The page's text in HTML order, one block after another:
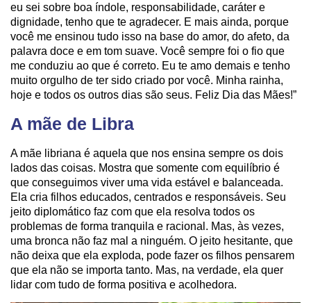
eu sei sobre boa índole, responsabilidade, caráter e
dignidade, tenho que te agradecer. E mais ainda, porque
você me ensinou tudo isso na base do amor, do afeto, da
palavra doce e em tom suave. Você sempre foi o fio que
me conduziu ao que é correto. Eu te amo demais e tenho
muito orgulho de ter sido criado por você. Minha rainha,
hoje e todos os outros dias são seus. Feliz Dia das Mães!”
A mãe de Libra
A mãe libriana é aquela que nos ensina sempre os dois
lados das coisas. Mostra que somente com equilíbrio é
que conseguimos viver uma vida estável e balanceada.
Ela cria filhos educados, centrados e responsáveis. Seu
jeito diplomático faz com que ela resolva todos os
problemas de forma tranquila e racional. Mas, às vezes,
uma bronca não faz mal a ninguém. O jeito hesitante, que
não deixa que ela exploda, pode fazer os filhos pensarem
que ela não se importa tanto. Mas, na verdade, ela quer
lidar com tudo de forma positiva e acolhedora.